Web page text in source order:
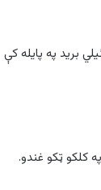
برید په پایله کې
کلکو ټکو غندو.